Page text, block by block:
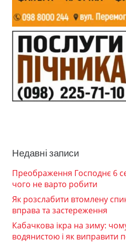
Недавні записи
Преображення Господнє 6
чого не варто робити
Як розслабити втомлену
вправа та застереження
Кабачкова ікра на зиму:
водянистою і як виправити